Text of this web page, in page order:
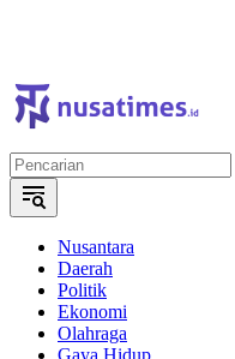
Nusantara
Daerah
Politik
Ekonomi
Olahraga
Gaya Hidup